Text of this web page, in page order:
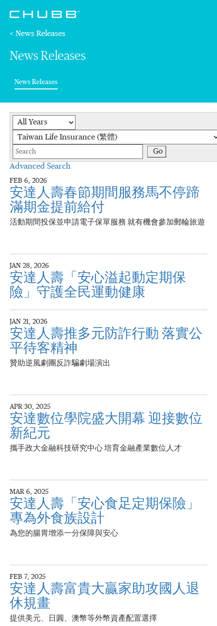
< News Releases
News Releases
News Releases(current)
Year
Keywords
Go
Advanced Search
FEB 6, 2026
安達人壽春節期間服務馬不停蹄
滿期金提前給付
活動期間投保並申請電子保單服務 就有機會參加郵輪旅遊
JAN 28, 2026
安達人壽「安心溢起動定期保
險」守護全民運動健康
JAN 21, 2026
安達人壽推多元防詐行動 落實公
平待客精神
贊助逆風劇團反詐騙劇場演出
APR 30, 2025
安達數位學院盛大開幕 迎接數位
新紀元
攜手政大金融科技研究中心 培育金融產業數位人才
MAR 6, 2025
安達人壽「安心食足定期保險」
專為外食族設計
為您的腸胃增添一分保障與安心
FEB 7, 2025
安達人壽富貴大贏家助攻國人退
休規畫
提供美元、日圓、澳幣等外幣資產配置選擇